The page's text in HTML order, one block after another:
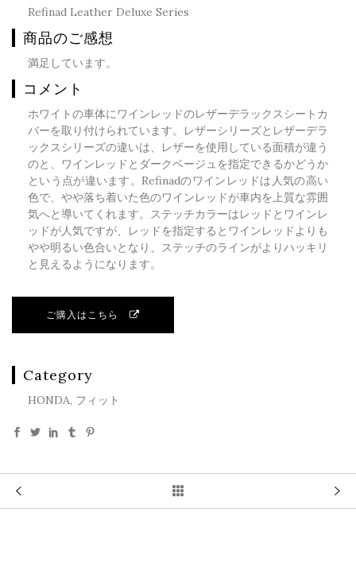
Refinad Leather Deluxe Series
商品のご感想
満足しています。
コメント
ホワイトの車体にワインレッドのレザーデラックスシートカ
バーを取り付けられています。レザーシリーズとレザーデラ
ックスシリーズの違いは、レザーを使用している面積が違う
のと、ワインレッドとダークベージュを指定できるかどうか
という点が違います。Refinadのワインレッドは人気の高い
色で、やや落ち着いた色のワインレッドが車内を上質な雰囲
気へと導いてくれます。ステッチカラーはレッドとワインレ
ッドが人気ですが、レッドを指定するとワインレッドよりも
やや明るい色合いとなり、ステッチのラインがよりハッキリ
と見えるようになります。
ご購入はこちら
Category
HONDA, フィット